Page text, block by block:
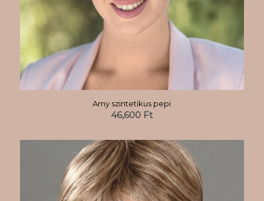
Amy szintetikus pepi
46,600 Ft